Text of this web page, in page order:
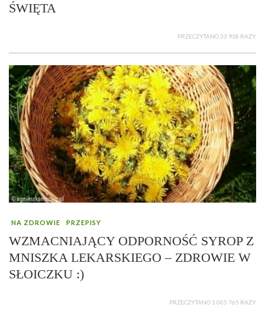
ŚWIĘTA
PRZECZYTANO 33 918 RAZY
NA ZDROWIE PRZEPISY
WZMACNIAJĄCY ODPORNOŚĆ SYROP Z
MNISZKA LEKARSKIEGO – ZDROWIE W
SŁOICZKU :)
PRZECZYTANO 1 005 765 RAZY